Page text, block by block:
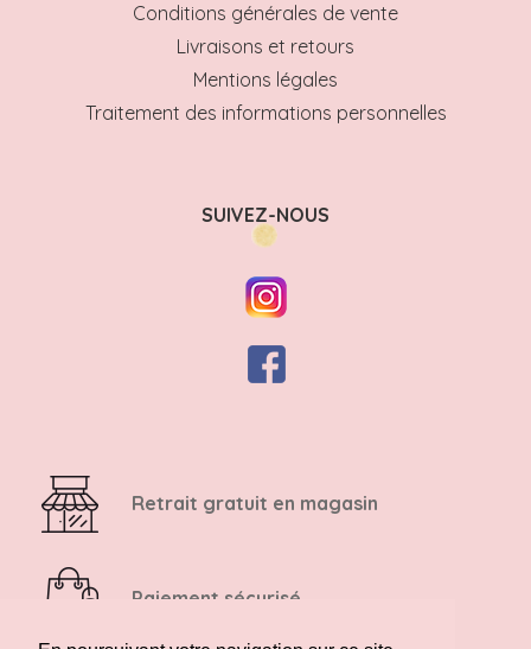
Conditions générales de vente
Livraisons et retours
Mentions légales
Traitement des informations personnelles
SUIVEZ-NOUS
Retrait gratuit en magasin
Paiement sécurisé